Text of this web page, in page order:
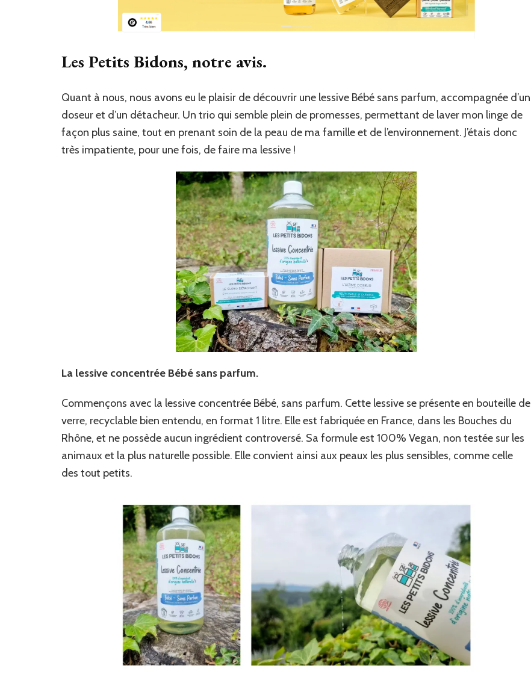
Les Petits Bidons, notre avis.
Quant à nous, nous avons eu le plaisir de découvrir une lessive Bébé sans parfum, accompagnée d’un
doseur et d’un détacheur. Un trio qui semble plein de promesses, permettant de laver mon linge de
façon plus saine, tout en prenant soin de la peau de ma famille et de l’environnement. J’étais donc
très impatiente, pour une fois, de faire ma lessive !
La lessive concentrée Bébé sans parfum.
Commençons avec la lessive concentrée Bébé, sans parfum. Cette lessive se présente en bouteille de
verre, recyclable bien entendu, en format 1 litre. Elle est fabriquée en France, dans les Bouches du
Rhône, et ne possède aucun ingrédient controversé. Sa formule est 100% Vegan, non testée sur les
animaux et la plus naturelle possible. Elle convient ainsi aux peaux les plus sensibles, comme celle
des tout petits.